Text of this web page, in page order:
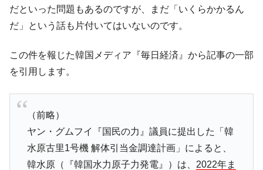
『Money1』
韓国製造業「半導体絶好調」のウラで他業
種は全般的「不調」⇒ PSIが示す現況は決して良くない。
ン』1人当たり賠償10万ウォンを認定 ⇒ 総額3兆7,000億
『Money1』
「KDDX」1番艦、2032年竣工と公示
『Money1』
【対日本円】ウォン安が急進！ 日米の協調
に韓国がいっちょがみしたのでは。
『Money1』
韓国政府『BYD』車への補助金を全廃 ⇒ 実
だといった問題もあるのですが、まだ「いくらかかるん
だ」という話も片付いてはいないのです。
この件を報じた韓国メディア『毎日経済』から記事の一部
を引用します。
（前略）
ヤン・グムフイ『国民の力』議員に提出した「韓
水原古里1号機 解体引当金調達計画」によると、
韓水原（『韓国水力原子力発電』）は、 2022年ま